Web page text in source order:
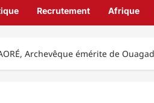
Recrutement Afrique
Archevêque émérite de